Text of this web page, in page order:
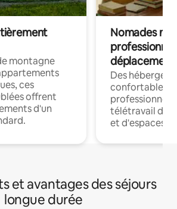
montagne
ces
offrent
d'un
Nomades
déplacement
Des
confortables
professionnels
télétravail
et d'espaces
et avantages des séjours
longue durée